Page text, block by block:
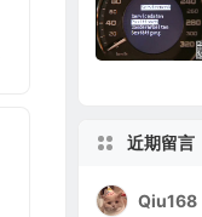
近期留言
Qiu168